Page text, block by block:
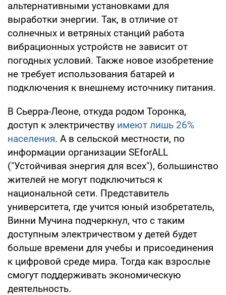
альтернативными установками для
выработки энергии. Так, в отличие от
солнечных и ветряных станций работа
вибрационных устройств не зависит от
погодных условий. Также новое изобретение
не требует использования батарей и
подключения к внешнему источнику питания.
В Сьерра-Леоне, откуда родом Торонка,
доступ к электричеству имеют лишь 26%
населения. А в сельской местности, по
информации организации SEforALL
("Устойчивая энергия для всех"), большинство
жителей не могут подключиться к
национальной сети. Представитель
университета, где учится юный изобретатель,
Винни Мучина подчеркнул, что с таким
доступным электричеством у детей будет
больше времени для учебы и присоединения
к цифровой среде мира. Тогда как взрослые
смогут поддерживать экономическую
деятельность.